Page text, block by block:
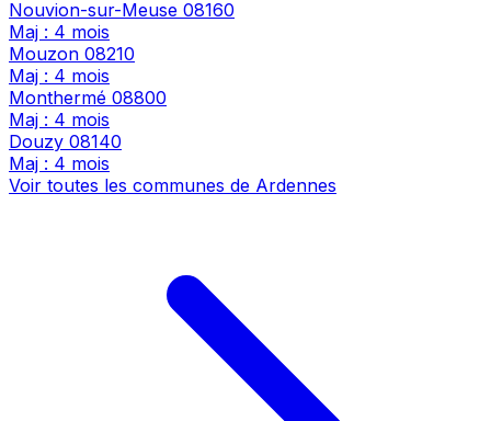
Nouvion-sur-Meuse 08160
Maj : 4 mois
Mouzon 08210
Maj : 4 mois
Monthermé 08800
Maj : 4 mois
Douzy 08140
Maj : 4 mois
Voir toutes les communes de Ardennes